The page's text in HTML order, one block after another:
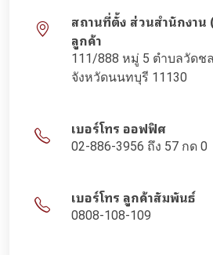
สถานที่ตั้ง ส่วนสำนักงา
ลูกค้า
111/888 หมู่ 5 ตำบลวัดช
จังหวัดนนทบุรี 11130
เบอร์โทร ออฟฟิศ
02-886-3956 ถึง 57 กด 0
เบอร์โทร ลูกค้าสัมพันธ์
0808-108-109